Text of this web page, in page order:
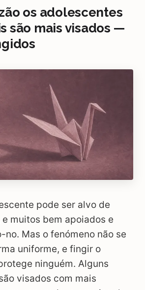
os adolescentes
são mais visados —
pode ser alvo de
muitos bem apoiados e
no. Mas o fenómeno não se
uniforme, e fingir o
ninguém. Alguns
visados com mais